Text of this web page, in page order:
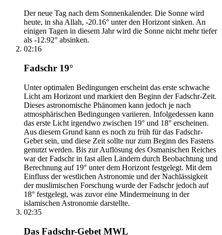
Der neue Tag nach dem Sonnenkalender. Die Sonne wird
heute, in sha Allah, -20.16° unter den Horizont sinken. An
einigen Tagen in diesem Jahr wird die Sonne nicht mehr tiefer
als -12.92° absinken.
02:16
Fadschr 19°
Unter optimalen Bedingungen erscheint das erste schwache
Licht am Horizont und markiert den Beginn der Fadschr-Zeit.
Dieses astronomische Phänomen kann jedoch je nach
atmosphärischen Bedingungen variieren. Infolgedessen kann
das erste Licht irgendwo zwischen 19° und 18° erscheinen.
Aus diesem Grund kann es noch zu früh für das Fadschr-
Gebet sein, und diese Zeit sollte nur zum Beginn des Fastens
genutzt werden. Bis zur Auflösung des Osmanischen Reiches
war der Fadschr in fast allen Ländern durch Beobachtung und
Berechnung auf 19° unter dem Horizont festgelegt. Mit dem
Einfluss der westlichen Astronomie und der Nachlässigkeit
der muslimischen Forschung wurde der Fadschr jedoch auf
18° festgelegt, was zuvor eine Mindermeinung in der
islamischen Astronomie darstellte.
02:35
Das Fadschr-Gebet MWL